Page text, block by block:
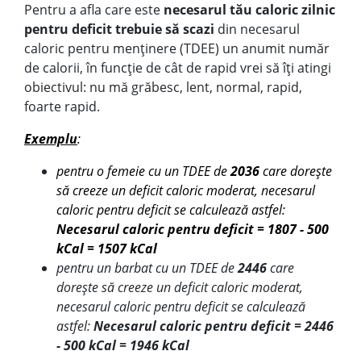
Pentru a afla care este necesarul tău caloric zilnic
pentru deficit trebuie să scazi din necesarul
caloric pentru menținere (TDEE) un anumit număr
de calorii, în funcție de cât de rapid vrei să îți atingi
obiectivul: nu mă grăbesc, lent, normal, rapid,
foarte rapid.
Exemplu:
pentru o femeie cu un TDEE de2036care dorește
să creeze un deficit caloric moderat, necesarul
caloric pentru deficit se calculează astfel:
Necesarul caloric pentru deficit = 1807 - 500
kCal = 1507 kCal
pentru un barbat cu un TDEE de2446care
dorește să creeze un deficit caloric moderat,
necesarul caloric pentru deficit se calculează
astfel:Necesarul caloric pentru deficit = 2446
- 500 kCal = 1946 kCal